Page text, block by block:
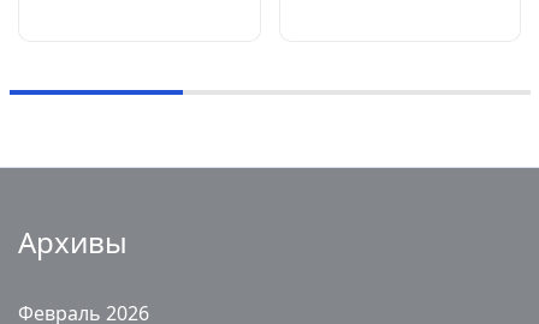
Архивы
Февраль 2026